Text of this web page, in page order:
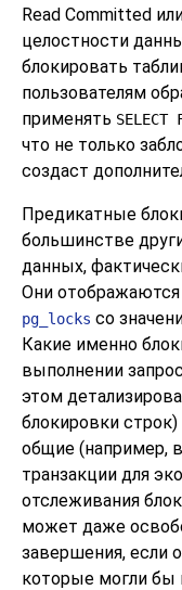
Read Committed
целостности
блокировать
пользователям
применять SELECT
что не только
создаст
Предикатные
большинстве
данных,
Они
pg_locks со
Какие именно
выполнении
этом
блокировки
общие (например,
транзакции для
отслеживания
может даже
завершения, если
которые могли бы